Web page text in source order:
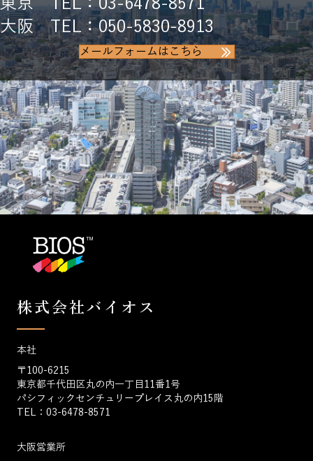
大阪 TEL：050-5830-8913
メールフォームはこちら
株式会社バイオス
本社
〒100-6215
東京都千代田区丸の内一丁目11番1号
パシフィックセンチュリープレイス丸の内15階
TEL：03-6478-8571
大阪営業所